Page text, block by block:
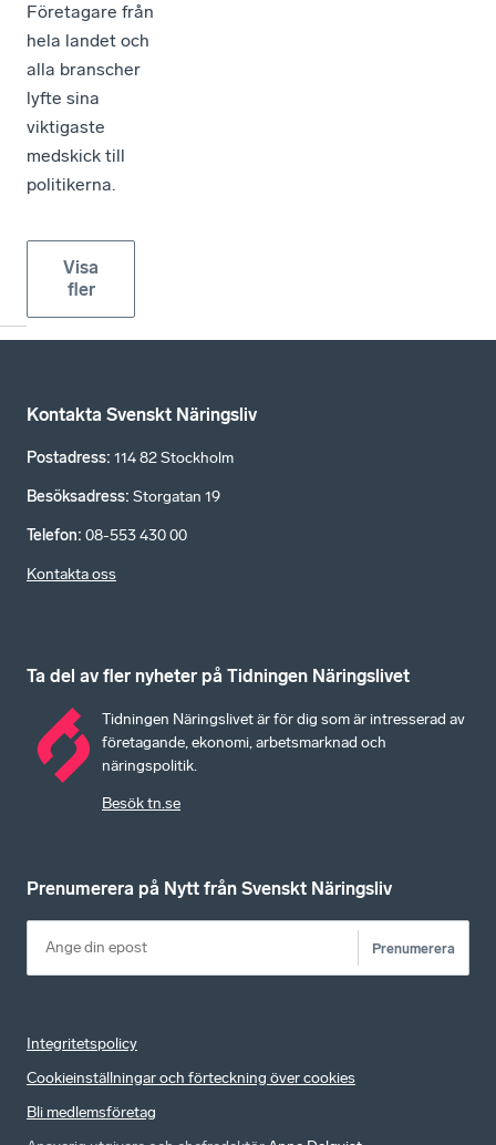
Företagare från
hela landet och
alla branscher
lyfte sina
viktigaste
medskick till
politikerna.
Visa
fler
Kontakta Svenskt Näringsliv
Postadress: 114 82 Stockholm
Besöksadress: Storgatan 19
Telefon: 08-553 430 00
Kontakta oss
Ta del av fler nyheter på Tidningen Näringslivet
Tidningen Näringslivet är för dig som är intresserad av
företagande, ekonomi, arbetsmarknad och
näringspolitik.
Besök tn.se
Prenumerera på Nytt från Svenskt Näringsliv
Prenumerera
Integritetspolicy
Cookieinställningar och förteckning över cookies
Bli medlemsföretag